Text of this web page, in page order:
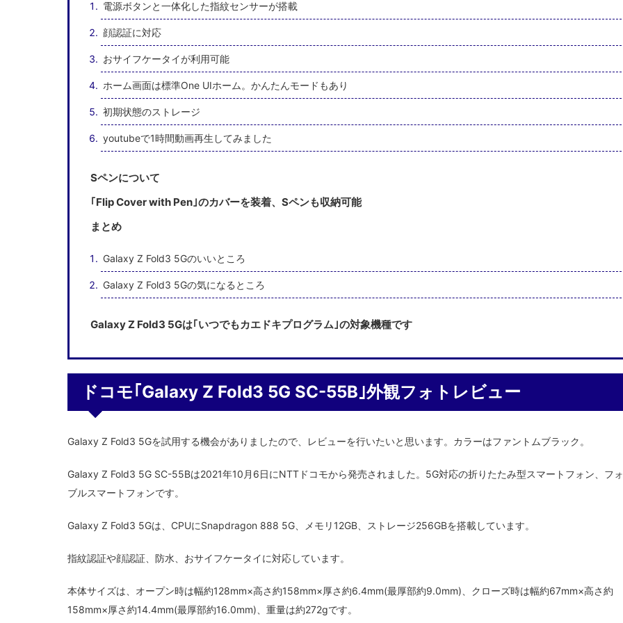
電源ボタンと一体化した指紋センサーが搭載
顔認証に対応
おサイフケータイが利用可能
ホーム画面は標準One UIホーム。かんたんモードもあり
初期状態のストレージ
youtubeで1時間動画再生してみました
Sペンについて
｢Flip Cover with Pen｣のカバーを装着、Sペンも収納可能
まとめ
Galaxy Z Fold3 5Gのいいところ
Galaxy Z Fold3 5Gの気になるところ
Galaxy Z Fold3 5Gは｢いつでもカエドキプログラム｣の対象機種です
ドコモ｢Galaxy Z Fold3 5G SC-55B｣外観フォトレビュー
Galaxy Z Fold3 5Gを試用する機会がありましたので、レビューを行いたいと思います。カラーはファントムブラック。
Galaxy Z Fold3 5G SC-55Bは2021年10月6日にNTTドコモから発売されました。5G対応の折りたたみ型スマートフォン、フ
ブルスマートフォンです。
Galaxy Z Fold3 5Gは、CPUにSnapdragon 888 5G、メモリ12GB、ストレージ256GBを搭載しています。
指紋認証や顔認証、防水、おサイフケータイに対応しています。
本体サイズは、オープン時は幅約128mm×高さ約158mm×厚さ約6.4mm(最厚部約9.0mm)、クローズ時は幅約67mm×高さ約
158mm×厚さ約14.4mm(最厚部約16.0mm)、重量は約272gです。